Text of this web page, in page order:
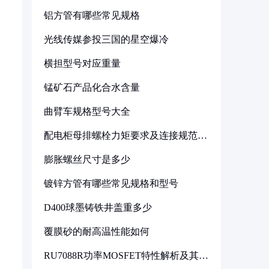
铝方管有哪些常见规格
光线传媒参投三国的星空爆冷
横担型号对应重量
锰矿石产品化合水含量
曲臂车规格型号大全
配电柜母排螺栓力矩要求及连接规范详
膨胀螺丝尺寸是多少
镀锌方管有哪些常见规格和型号
D400球墨铸铁井盖重多少
覆膜砂的耐高温性能如何
RU7088R功率MOSFET特性解析及其在